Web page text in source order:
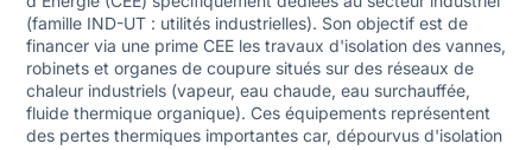
(famille IND-UT : utilités industrielles). Son objectif est de
financer via une prime CEE les travaux d'isolation des vannes,
robinets et organes de coupure situés sur des réseaux de
chaleur industriels (vapeur, eau chaude, eau surchauffée,
fluide thermique organique). Ces équipements représentent
des pertes thermiques importantes car, dépourvus d'isolation